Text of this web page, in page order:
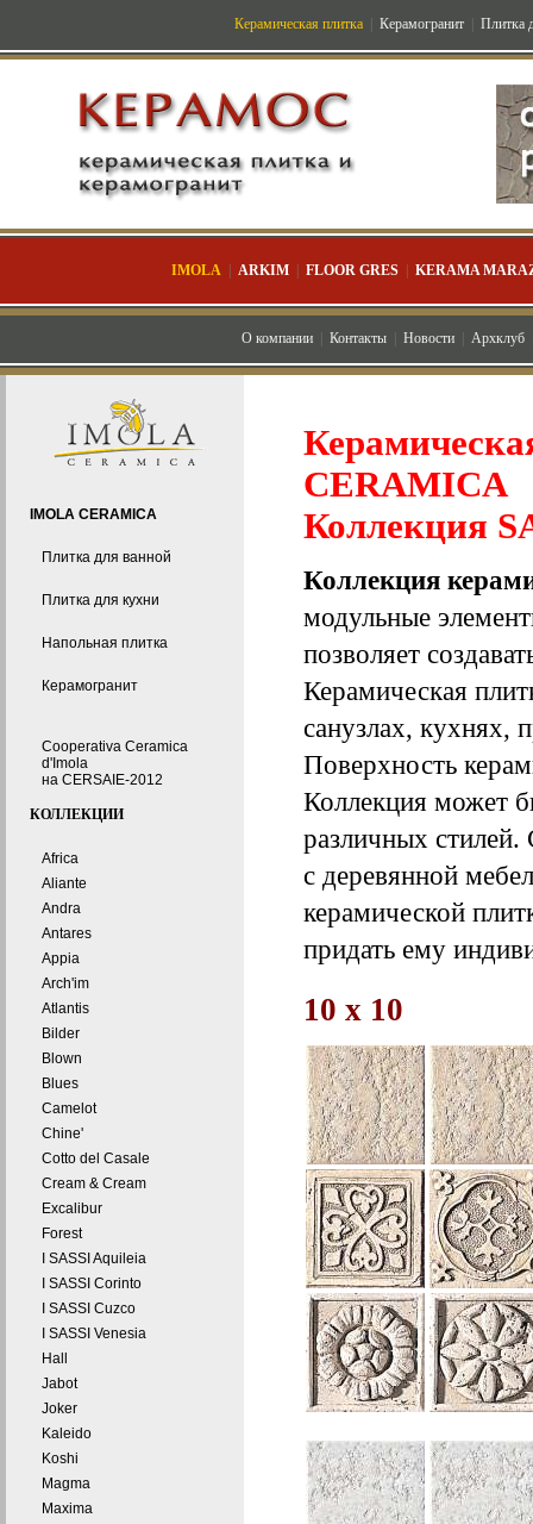
Керамическая плитка Керамогранит Плитка
IMOLA| ARKIM| FLOOR GRES| KERAMA
О компании| Контакты| Новости| Архклуб
IMOLA CERAMICA
Плитка для ванной
Плитка для кухни
Напольная плитка
Керамогранит
Cooperativa Ceramica
d'Imola
на CERSAIE-2012
КОЛЛЕКЦИИ
Africa
Aliante
Andra
Antares
Appia
Arch'im
Atlantis
Bilder
Blown
Blues
Camelot
Chine'
Cotto del Casale
Cream & Cream
Excalibur
Forest
I SASSI Aquileia
I SASSI Corinto
I SASSI Cuzco
I SASSI Venesia
Hall
Jabot
Joker
Kaleido
Koshi
Magma
Maxima
CERAMICA
Коллекция
Коллекция
модульные
позволяет
Керамическая
санузлах, кухнях,
Поверхность
Коллекция может
различных стилей.
с деревянной
керамической
придать ему
10 x 10